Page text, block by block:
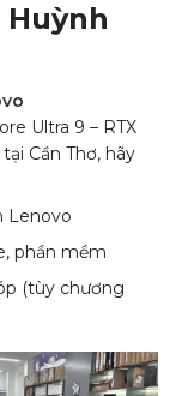
Huỳnh
Ultra 9 – RTX
Cần Thơ, hãy
Lenovo
phần mềm
(tùy chương